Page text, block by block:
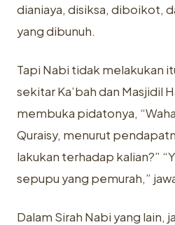
dianiaya, disiksa, diboikot,
yang dibunuh.
Tapi Nabi tidak melakukan
sekitar Ka’bah dan Masjidil
membuka pidatonya,
Quraisy, menurut
lakukan terhadap kalian?”
sepupu yang pemurah,”
Dalam Sirah Nabi yang lain,